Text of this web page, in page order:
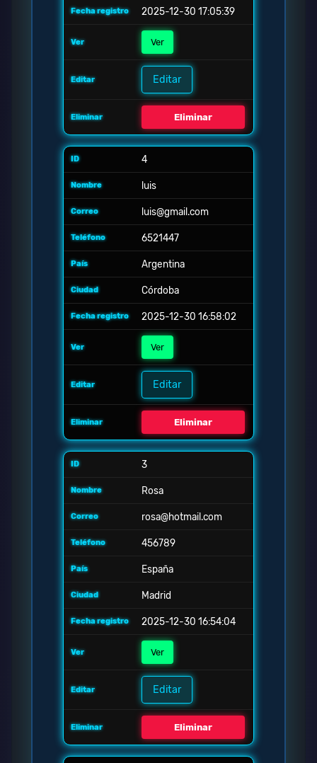
2025-12-30 17:05:39
Ver
Editar
Eliminar
4
luis
luis@gmail.com
6521447
Argentina
Córdoba
2025-12-30 16:58:02
Ver
Editar
Eliminar
3
Rosa
rosa@hotmail.com
456789
España
Madrid
2025-12-30 16:54:04
Ver
Editar
Eliminar